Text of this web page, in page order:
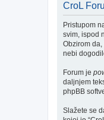
CroL
Pristupom
svim, ispod
Obzirom
nebi
Forum je
daljnjem
phpBB
Slažete se